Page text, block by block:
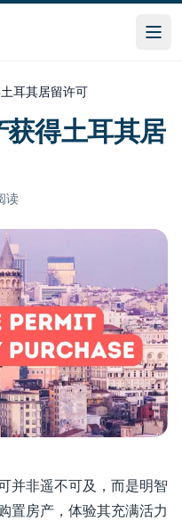
耳其居留许可
得土耳其居
读
并非遥不可及，而是明智
置房产，体验其充满活力